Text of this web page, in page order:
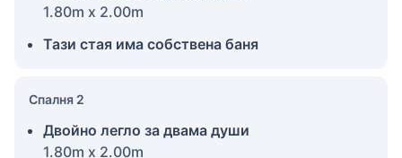
1.80m x 2.00m
Тази стая има собствена баня
Спалня 2
Двойно легло за двама души
1.80m x 2.00m